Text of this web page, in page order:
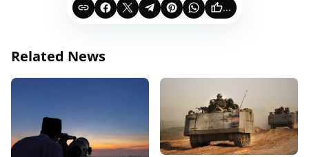
...
Related News